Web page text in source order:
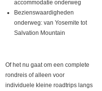
accommodatie onderweg
Bezienswaardigheden
onderweg: van Yosemite tot
Salvation Mountain
Of het nu gaat om een ​​complete
rondreis of alleen voor
individuele kleine roadtrips langs